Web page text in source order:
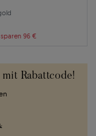
mit Rabattcode!
sparen 96 €